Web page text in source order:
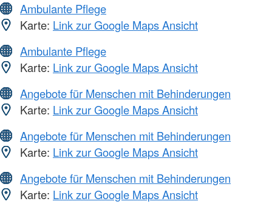
Ambulante Pflege
Karte: Link zur Google Maps Ansicht
Ambulante Pflege
Karte: Link zur Google Maps Ansicht
Angebote für Menschen mit Behinderungen
Karte: Link zur Google Maps Ansicht
Angebote für Menschen mit Behinderungen
Karte: Link zur Google Maps Ansicht
Angebote für Menschen mit Behinderungen
Karte: Link zur Google Maps Ansicht